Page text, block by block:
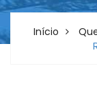
Início